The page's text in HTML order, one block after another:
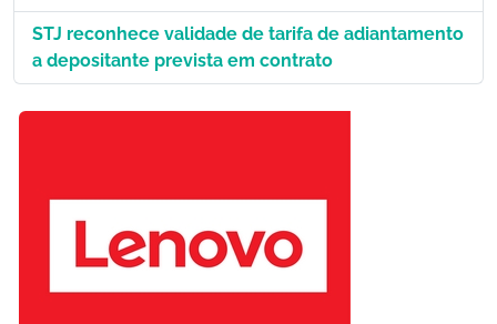
STJ reconhece validade de tarifa de adiantamento
a depositante prevista em contrato